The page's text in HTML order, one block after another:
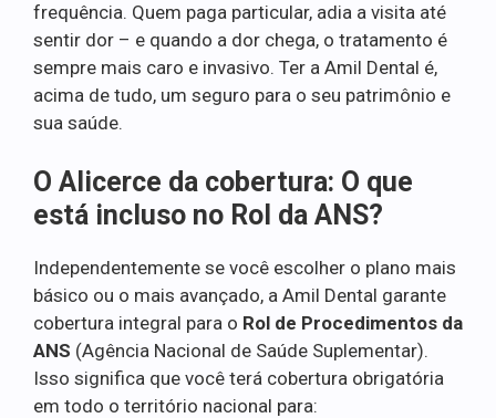
frequência. Quem paga particular, adia a visita até
sentir dor – e quando a dor chega, o tratamento é
sempre mais caro e invasivo. Ter a Amil Dental é,
acima de tudo, um seguro para o seu patrimônio e
sua saúde.
O Alicerce da cobertura: O que
está incluso no Rol da ANS?
Independentemente se você escolher o plano mais
básico ou o mais avançado, a Amil Dental garante
cobertura integral para o Rol de Procedimentos da
ANS (Agência Nacional de Saúde Suplementar).
Isso significa que você terá cobertura obrigatória
em todo o território nacional para: